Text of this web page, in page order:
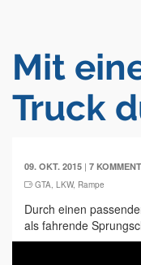
Mit
Truck
09. OKT. 2015 | 7
GTA, LKW, Rampe
Durch einen
als fahrende